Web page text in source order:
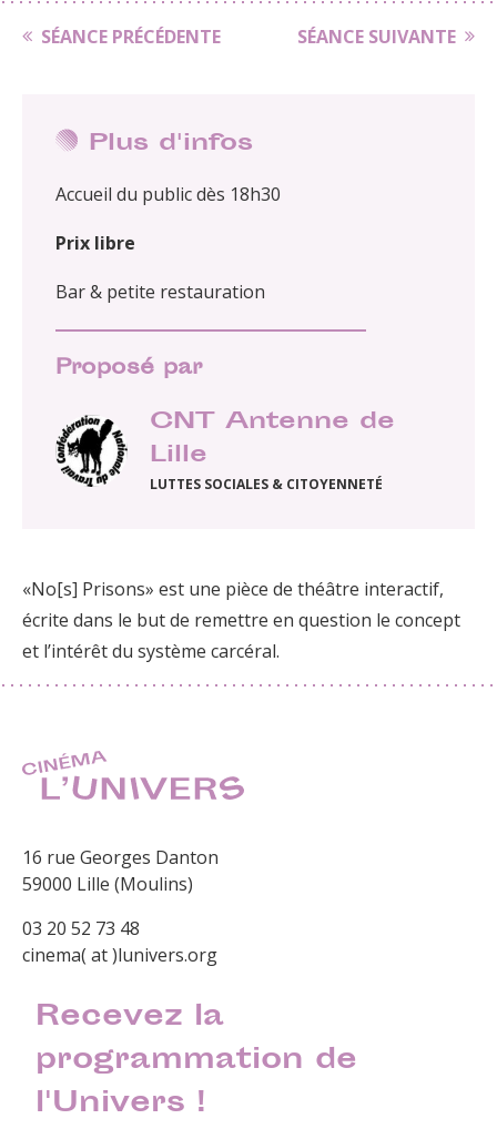
SÉANCE PRÉCÉDENTE SÉANCE SUIVANTE
Plus d'infos
Accueil du public dès 18h30
Prix libre
Bar & petite restauration
Proposé par
CNT Antenne de
Lille
LUTTES SOCIALES & CITOYENNETÉ
«No[s] Prisons» est une pièce de théâtre interactif,
écrite dans le but de remettre en question le concept
et l’intérêt du système carcéral.
16 rue Georges Danton
59000 Lille (Moulins)
03 20 52 73 48
cinema( at )lunivers.org
Recevez la
programmation de
l'Univers !